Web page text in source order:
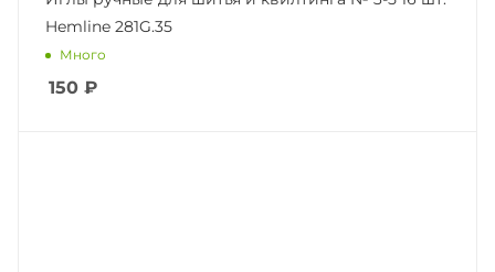
Hemline 281G.35
Много
150 ₽